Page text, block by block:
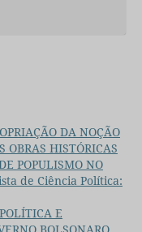
DA NOÇÃO
OBRAS HISTÓRICAS
POPULISMO NO
de Ciência Política:
POLÍTICA E